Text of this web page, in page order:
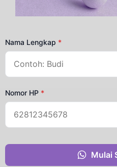
Nama Lengkap *
Nomor HP *
Mulai